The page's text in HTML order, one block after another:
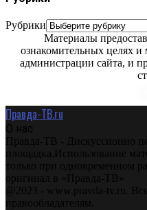
Рубрики
Материалы
ознакомительных целях и
администрации сайта, и
Правда-ТВ.ru
О нас
Правда-ТВ - Дискуссионно
площадка.Использование
только при одновременном
оригинал в «Правда-ТВ»
@2023 - www.pravda-tv.ru.
правообладателям.